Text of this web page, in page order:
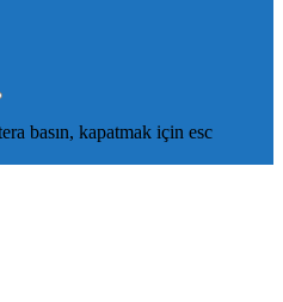
basın, kapatmak için esc